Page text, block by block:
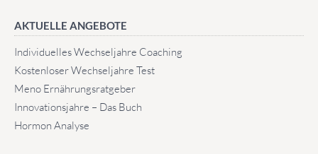
AKTUELLE ANGEBOTE
Individuelles Wechseljahre Coaching
Kostenloser Wechseljahre Test
Meno Ernährungsratgeber
Innovationsjahre – Das Buch
Hormon Analyse